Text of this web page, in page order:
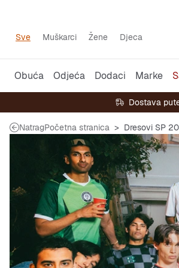
Sve Muškarci Žene Djeca
Obuća Odjeća Dodaci Marke
Dostava
NatragPočetna stranica Dresovi SP